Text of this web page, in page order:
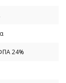
24%